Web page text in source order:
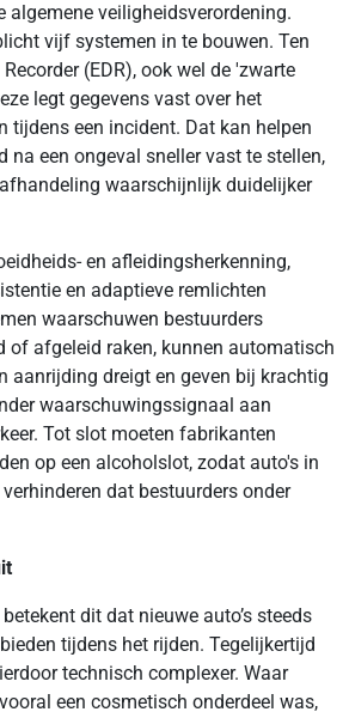
algemene veiligheidsverordening.
vijf systemen in te bouwen. Ten
(EDR), ook wel de 'zwarte
legt gegevens vast over het
tijdens een incident. Dat kan helpen
na een ongeval sneller vast te stellen,
waarschijnlijk duidelijker
en afleidingsherkenning,
en adaptieve remlichten
waarschuwen bestuurders
of afgeleid raken, kunnen automatisch
aanrijding dreigt en geven bij krachtig
waarschuwingssignaal aan
Tot slot moeten fabrikanten
op een alcoholslot, zodat auto's in
dat bestuurders onder
dit dat nieuwe auto’s steeds
tijdens het rijden. Tegelijkertijd
technisch complexer. Waar
een cosmetisch onderdeel was,